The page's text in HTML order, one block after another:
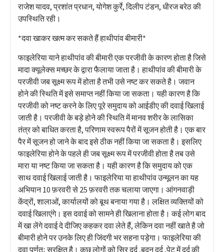
राजेश यादव, प्रशांत प्रधान, योगेश कुर्रे, दिलीप टंडन, धीरज बरेठ की
उपस्थिति रही।
*दवा खाकर खत्म कर सकते हैं हाथीपांव बीमारी*
फाइलेरिया याने हाथीपांव की बीमारी एक परजीवी के कारण होता है जिसे
मादा क्यूलेक्स मच्छर के द्वारा फैलाया जाता है। हाथीपांव की बीमारी के
परजीवी जब सूक्ष्म रूप में होता है तभी उसे नष्ट कर सकते है। जवान
होने की स्थिति में इसे समाप्त नहीं किया जा सकता। यही कारण है कि
परजीवी को नष्ट करने के लिए पूरे समुदाय को आईडीए की दवाई खिलाई
जाती है। परजीवी के बड़े होने की स्थिति में मानव शरीर के लासिका
तंत्र को बाधित करता है, परिणाम स्वरूप पैरों में सूजन होती है। एक बार
पैर में सूजन हो जाने के बाद इसे ठीक नहीं किया जा सकता है। इसलिए
फाइलेरिया होने के पहले ही जब सूक्ष्म रूप में परजीवी होता है तब उसे
मारा या नष्ट किया जा सकता है। यही कारण है कि समुदाय को एक
साथ दवाई खिलाई जाती है। फाइलेरिया या हाथीपांव उन्मूलन का यह
अभियान 10 फ़रवरी से 25 फ़रवरी तक चलाया जाएगा। आंगनवाड़ी
केंद्रों, शालाओं, कार्यालयों को बूथ बनाया गया है। लक्षित व्यक्तियों को
दवाई खिलाएंगे। इस दवाई को सामने ही खिलाना होता है। कई लोग बाद
में खा लेंगे दवाई दे दीजिए कहकर दवा लेते हैं, लेकिन दवा नहीं खाते है जो
बीमारी होने पर उनके लिए ही जिंदगी भर सहना पड़ेगा। फाइलेरिया की
दवा पूर्णतः सुरक्षित है। कुछ लोगों को सिर दर्द ,बदन दर्द ,पेट में दर्द की